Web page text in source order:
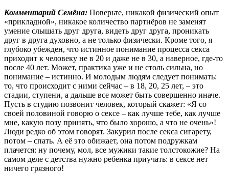
Комментарий Семёна: Поверьте, никакой физический опыт
«прикладной», никакое количество партнёров не заменят
умение слышать друг друга, видеть друг друга, проникать
друг в друга духовно, а не только физически. Кроме того, я
глубоко убежден, что истинное понимание процесса секса
приходит к человеку не в 20 и даже не в 30, а наверное, где-то
после 40 лет. Может, практика уже и не столь сильна, но
понимание – истинно. И молодым людям следует понимать:
то, что происходит с ними сейчас – в 18, 20, 25 лет, – это
стадии, ступени, а дальше все может быть совершенно иначе.
Пусть в студию позвонит человек, который скажет: «Я со
своей половиной говорю о сексе – как лучше тебе, как лучше
мне, какую позу принять, что было хорошо, а что не очень»!
Люди редко об этом говорят. Закурил после секса сигарету,
потом – спать. А её это обижает, она потом подружкам
плачется: ну почему, мол, все мужики такие толстокожие? На
самом деле с детства нужно ребенка приучать: в сексе нет
ничего грязного!